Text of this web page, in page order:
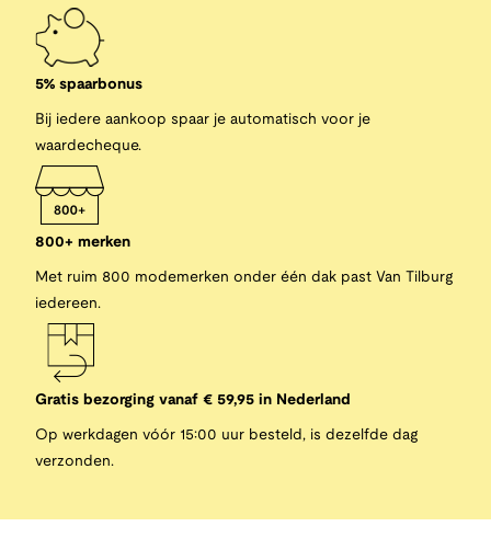
5% spaarbonus
Bij iedere aankoop spaar je automatisch voor je
waardecheque.
800+ merken
Met ruim 800 modemerken onder één dak past Van Tilburg
iedereen.
Gratis bezorging vanaf € 59,95 in Nederland
Op werkdagen vóór 15:00 uur besteld, is dezelfde dag
verzonden.